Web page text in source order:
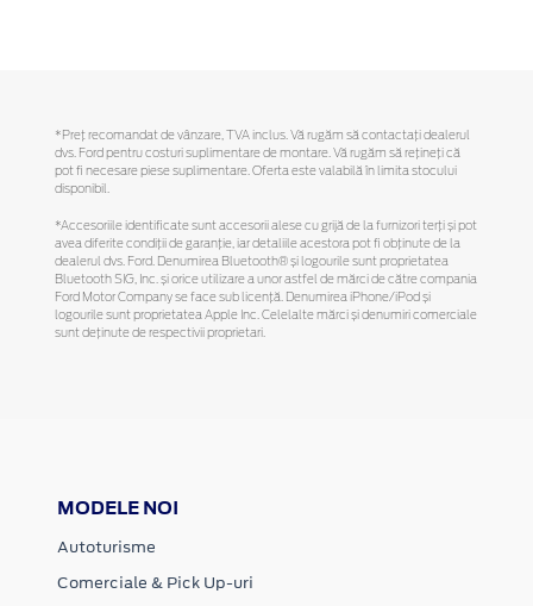
*Preţ recomandat de vânzare, TVA inclus. Vă rugăm să contactaţi dealerul
dvs. Ford pentru costuri suplimentare de montare. Vă rugăm să reţineţi că
pot fi necesare piese suplimentare. Oferta este valabilă în limita stocului
disponibil.
*Accesoriile identificate sunt accesorii alese cu grijă de la furnizori terți și pot
avea diferite condiții de garanție, iar detaliile acestora pot fi obținute de la
dealerul dvs. Ford. Denumirea Bluetooth® și logourile sunt proprietatea
Bluetooth SIG, Inc. și orice utilizare a unor astfel de mărci de către compania
Ford Motor Company se face sub licență. Denumirea iPhone/iPod și
logourile sunt proprietatea Apple Inc. Celelalte mărci și denumiri comerciale
sunt deținute de respectivii proprietari.
MODELE NOI
Autoturisme
Comerciale & Pick Up-uri